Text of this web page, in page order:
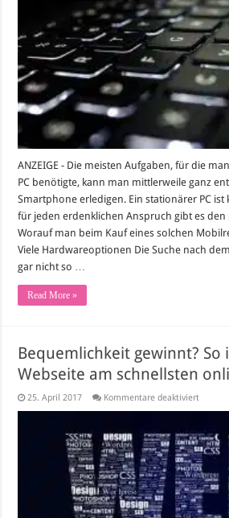
kleine
Das
Gerät
für
jeden
Zweck
ANZEIGE - Die meisten Aufgaben, für die
PC benötigte, kann man mittlerweile ganz
Smartphone erledigen. Ein stationärer PC
für jeden erdenklichen Anspruch gibt es den
Worauf man beim Kauf eines solchen
Viele Hardwareoptionen Die Suche nach
gar nicht so …
Read More »
Bequemlichkeit gewinnt? So
Webseite am schnellsten
25. April 2017 Kommentare deaktiviertfür
ist
die
neue
am
online